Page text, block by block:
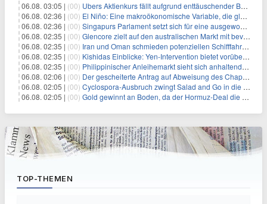
06.08. 03:05 | (00) Ubers Aktienkurs fällt aufgrund enttäuschender Buchungsprognose
06.08. 02:36 | (00) El Niño: Eine makroökonomische Variable, die globale Wirtschaftslandschaften umgestaltet
06.08. 02:36 | (00) Singapurs Parlament setzt sich für eine ausgewogene wirtschaftliche Zukunft ein
06.08. 02:35 | (00) Glencore zielt auf den australischen Markt mit bevorstehendem Sekundärlisting
06.08. 02:35 | (00) Iran und Oman schmieden potenziellen Schifffahrtsvertrag im Hormuskanal
06.08. 02:35 | (00) Kishidas Einblicke: Yen-Intervention bietet vorübergehende Erleichterung, keine langfristige Lösung
06.08. 02:35 | (00) Philippinischer Anleihemarkt sieht sich anhaltendem Rückgang angesichts persistierender Inflationssorgen gegenüber
06.08. 02:06 | (00) Der gescheiterte Antrag auf Abweisung des Chapter 11 des ehemaligen Dolphin-CEOs
06.08. 02:05 | (00) Cyclospora-Ausbruch zwingt Salad and Go in die Insolvenz: Eine warnende Geschichte für Investoren
06.08. 02:05 | (00) Gold gewinnt an Boden, da der Hormuz-Deal die Zinserhöhungsängste lindert
TOP-THEMEN